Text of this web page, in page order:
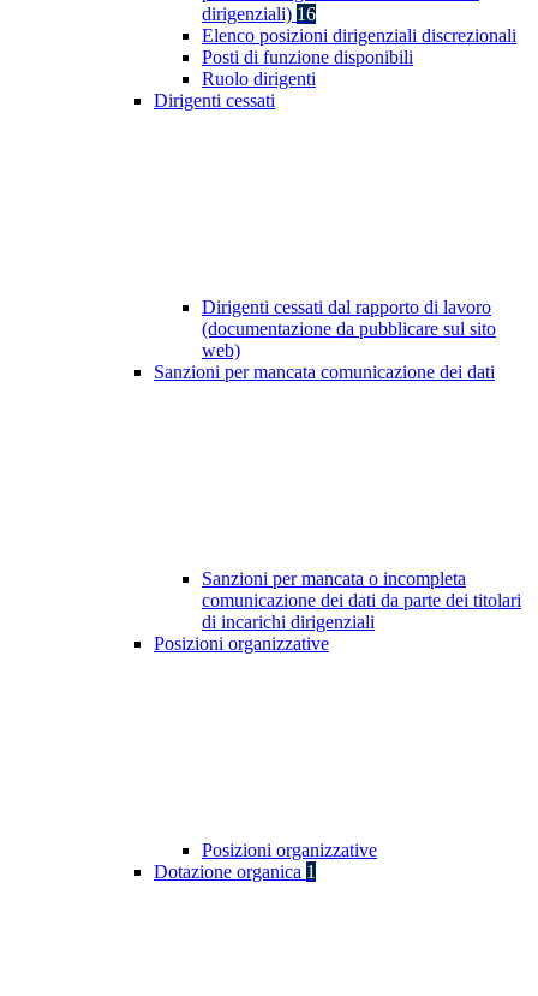
dirigenziali) 16
Elenco posizioni dirigenziali discrezionali
Posti di funzione disponibili
Ruolo dirigenti
Dirigenti cessati
Dirigenti cessati dal rapporto di lavoro
(documentazione da pubblicare sul sito
web)
Sanzioni per mancata comunicazione dei dati
Sanzioni per mancata o incompleta
comunicazione dei dati da parte dei titolari
di incarichi dirigenziali
Posizioni organizzative
Posizioni organizzative
Dotazione organica 1